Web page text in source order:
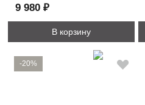
9 980 ₽
В корзину
-20%